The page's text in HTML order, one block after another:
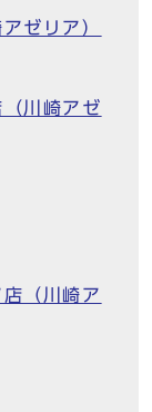
ゼリア）
川崎アゼ
（川崎ア